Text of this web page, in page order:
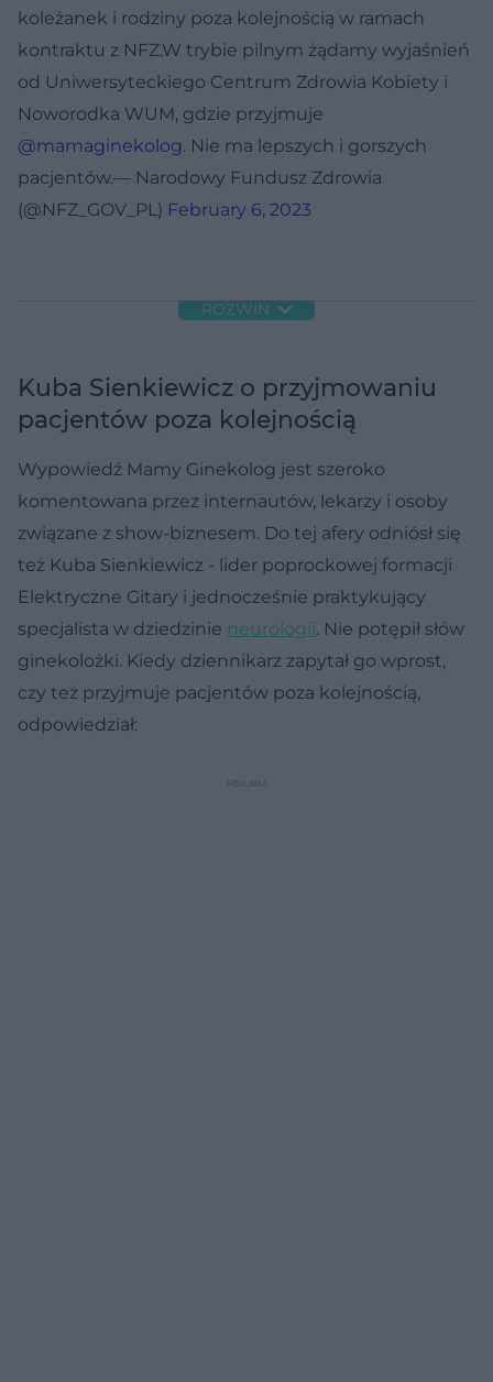
koleżanek i rodziny poza kolejnością w ramach
kontraktu z NFZ.W trybie pilnym żądamy wyjaśnień
od Uniwersyteckiego Centrum Zdrowia Kobiety i
Noworodka WUM, gdzie przyjmuje
@mamaginekolog. Nie ma lepszych i gorszych
pacjentów.— Narodowy Fundusz Zdrowia
(@NFZ_GOV_PL) February 6, 2023
ROZWIŃ
Kuba Sienkiewicz o przyjmowaniu
pacjentów poza kolejnością
Wypowiedź Mamy Ginekolog jest szeroko
komentowana przez internautów, lekarzy i osoby
związane z show-biznesem. Do tej afery odniósł się
też Kuba Sienkiewicz - lider poprockowej formacji
Elektryczne Gitary i jednocześnie praktykujący
specjalista w dziedzinie neurologii. Nie potępił słów
ginekolożki. Kiedy dziennikarz zapytał go wprost,
czy też przyjmuje pacjentów poza kolejnością,
odpowiedział: